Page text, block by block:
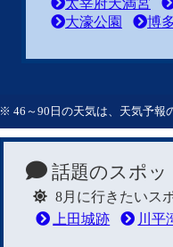
大濠公園
博
※ 46～90日の天気は、天気予報
話題のスポッ
8月に行きたいス
上田城跡
川平